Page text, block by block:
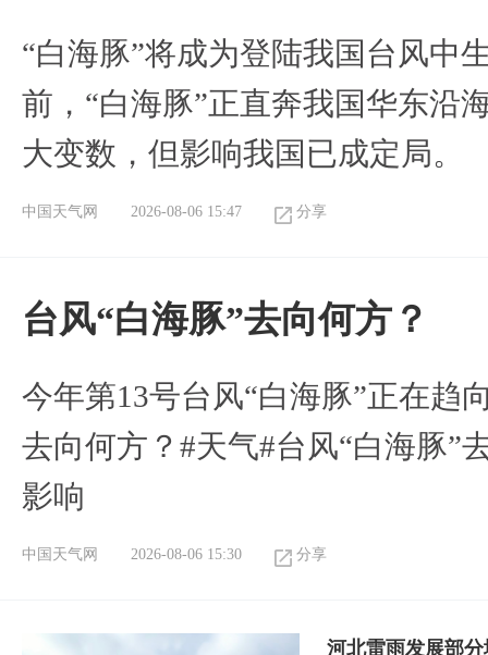
“白海豚”将成为登陆我国台风中
前，“白海豚”正直奔我国华东沿
大变数，但影响我国已成定局。
中国天气网 2026-08-06 15:47 分享
台风“白海豚”去向何方？
今年第13号台风“白海豚”正在趋
去向何方？#天气#台风“白海豚”
影响
中国天气网 2026-08-06 15:30 分享
河北雷雨发展部